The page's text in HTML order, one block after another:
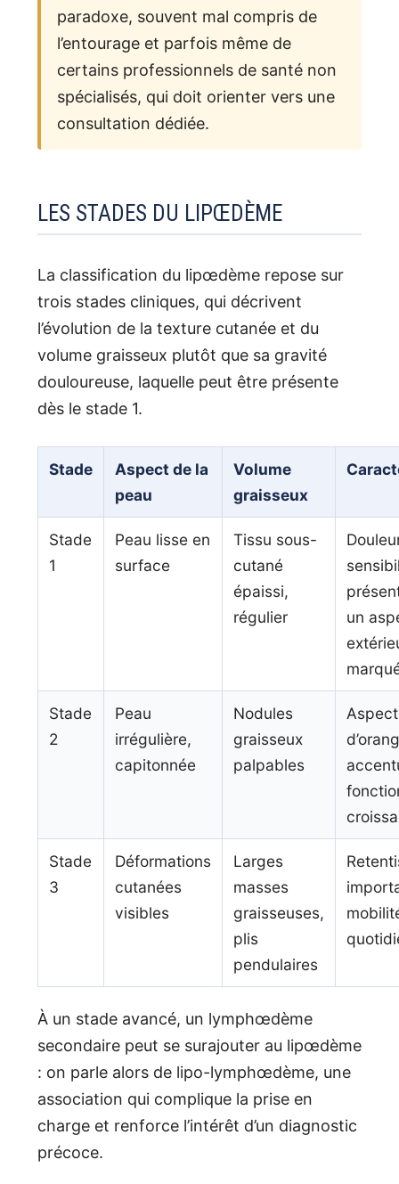
paradoxe, souvent mal compris de
l’entourage et parfois même de
certains professionnels de santé non
spécialisés, qui doit orienter vers une
consultation dédiée.
LES STADES DU LIPŒDÈME
La classification du lipœdème repose sur
trois stades cliniques, qui décrivent
l’évolution de la texture cutanée et du
volume graisseux plutôt que sa gravité
douloureuse, laquelle peut être présente
dès le stade 1.
Stade
Aspect de la
peau
Volume
graisseux
Stade
1
Peau lisse en
surface
Tissu sous-
cutané
épaissi,
régulier
un
Stade
2
Peau
irrégulière,
capitonnée
Nodules
graisseux
palpables
Stade
3
Déformations
cutanées
visibles
Larges
masses
graisseuses,
plis
pendulaires
À un stade avancé, un lymphœdème
secondaire peut se surajouter au lipœdème
: on parle alors de lipo-lymphœdème, une
association qui complique la prise en
charge et renforce l’intérêt d’un diagnostic
précoce.